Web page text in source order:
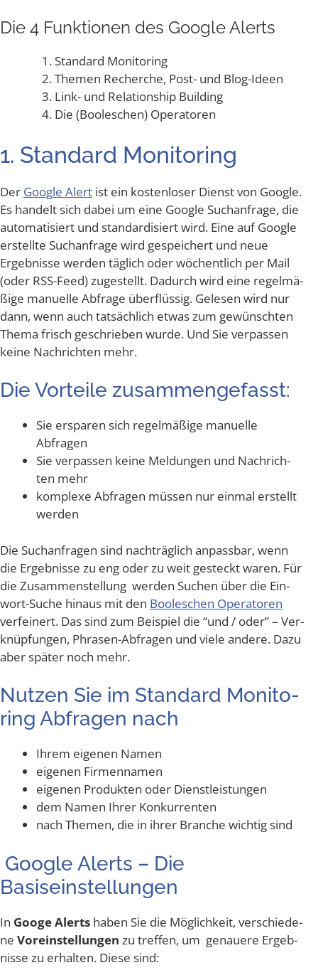
Die 4 Funk­tio­nen des Goog­le Alerts
Stan­dard Monitoring
The­men Recher­che, Post- und Blog-Ideen
Link- und Rela­ti­onship Building
Die (Boole­schen) Operatoren
1. Stan­dard Monitoring
Der Goog­le Alert ist ein kos­ten­lo­ser Dienst von Goog­le.
Es han­delt sich dabei um eine Goog­le Such­an­fra­ge, die
auto­ma­ti­siert und stan­dar­di­siert wird. Eine auf Goog­le
erstell­te Such­an­fra­ge wird gespei­chert und neue
Ergeb­nis­se wer­den täg­lich oder wöchent­lich per Mail
(oder RSS-Feed) zuge­stellt. Dadurch wird eine regel­mä­
ßi­ge manu­el­le Abfra­ge über­flüs­sig. Gele­sen wird nur
dann, wenn auch tat­säch­lich etwas zum gewünsch­ten
The­ma frisch geschrie­ben wur­de. Und Sie ver­pas­sen
kei­ne Nach­rich­ten mehr.
Die Vor­tei­le zusammengefasst:
Sie erspa­ren sich regel­mä­ßi­ge manu­el­le
Abfragen
Sie ver­pas­sen kei­ne Mel­dun­gen und Nach­rich­
ten mehr
kom­ple­xe Abfra­gen müs­sen nur ein­mal erstellt
werden
Die Such­an­fra­gen sind nach­träg­lich anpass­bar, wenn
die Ergeb­nis­se zu eng oder zu weit gesteckt waren. Für
die Zusam­men­stel­lung wer­den Suchen über die Ein­
wort-Suche hin­aus mit den Boole­schen Ope­ra­to­ren
ver­fei­nert. Das sind zum Bei­spiel die “und / oder” – Ver­
knüp­fun­gen, Phra­sen-Abfra­gen und vie­le ande­re. Dazu
aber spä­ter noch mehr.
Nut­zen Sie im Stan­dard Moni­to­
ring Abfra­gen nach
Ihrem eige­nen Namen
eige­nen Firmennamen
eige­nen Pro­duk­ten oder Dienstleistungen
dem Namen Ihrer Konkurrenten
nach The­men, die in ihrer Bran­che wich­tig sind
Goog­le Alerts – Die
Basiseinstellungen
In Goo­ge Alerts haben Sie die Mög­lich­keit, ver­schie­de­
ne Vor­ein­stel­lun­gen zu tref­fen, um genaue­re Ergeb­
nis­se zu erhal­ten. Die­se sind: